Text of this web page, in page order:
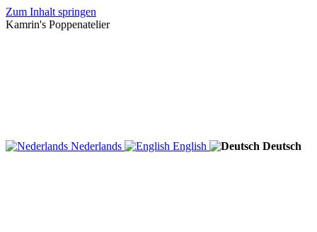
Zum Inhalt springen
Kamrin's Poppenatelier
Nederlands English Deutsch